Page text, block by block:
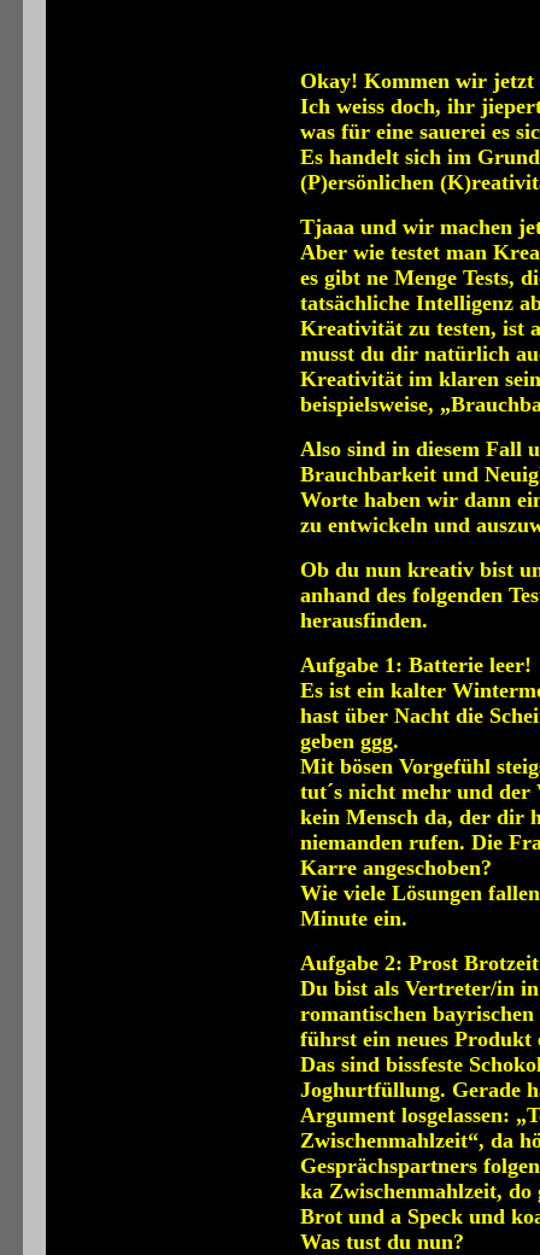
Okay! Kommen wir jetzt
Ich weiss doch, ihr
was für eine sauerei es
Es handelt sich im
(P)ersönlichen
Tjaaa und wir machen
Aber wie testet man
es gibt ne Menge Tests,
tatsächliche Intelligenz
Kreativität zu testen, ist
musst du dir natürlich
Kreativität im klaren
beispielsweise,
Also sind in diesem Fall
Brauchbarkeit und
Worte haben wir dann
zu entwickeln und
Ob du nun kreativ bist
anhand des folgenden
herausfinden.
Aufgabe 1: Batterie leer!
Es ist ein kalter
hast über Nacht die
geben ggg.
Mit bösen Vorgefühl
tut´s nicht mehr und der
kein Mensch da, der dir
niemanden rufen. Die
Karre angeschoben?
Wie viele Lösungen
Minute ein.
Aufgabe 2: Prost
Du bist als Vertreter/in in
romantischen
führst ein neues Produkt
Das sind bissfeste
Joghurtfüllung. Gerade
Argument losgelassen:
Zwischenmahlzeit“, da
Gesprächspartners
ka Zwischenmahlzeit, do
Brot und a Speck und
Was tust du nun?